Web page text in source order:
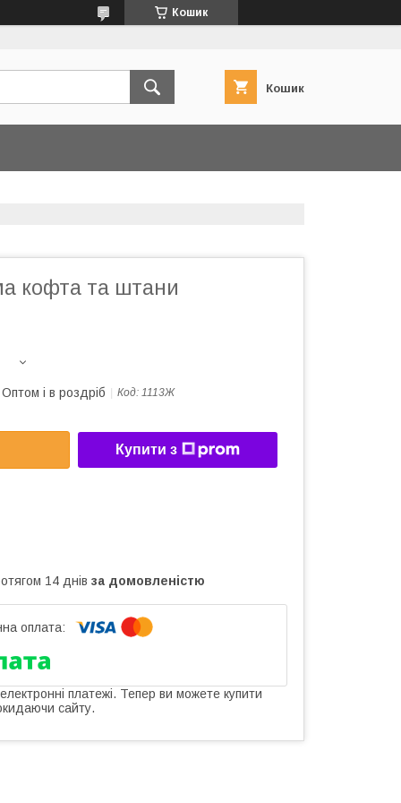
Кошик
Кошик
кофта та штани
Оптом і в роздріб Код: 1113Ж
Купити з
14 днів за домовленістю
платежі. Тепер ви можете купити
сайту.